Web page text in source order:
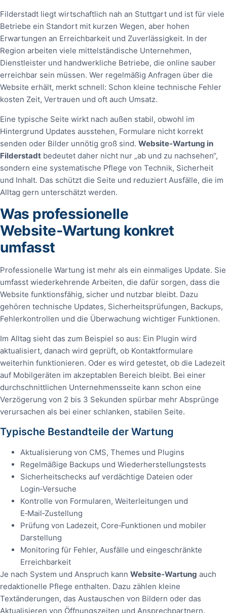
Filderstadt liegt wirtschaftlich nah an Stuttgart und ist für viele
Betriebe ein Standort mit kurzen Wegen, aber hohen
Erwartungen an Erreichbarkeit und Zuverlässigkeit. In der
Region arbeiten viele mittelständische Unternehmen,
Dienstleister und handwerkliche Betriebe, die online sauber
erreichbar sein müssen. Wer regelmäßig Anfragen über die
Website erhält, merkt schnell: Schon kleine technische Fehler
kosten Zeit, Vertrauen und oft auch Umsatz.
Eine typische Seite wirkt nach außen stabil, obwohl im
Hintergrund Updates ausstehen, Formulare nicht korrekt
senden oder Bilder unnötig groß sind. Website‑Wartung in
Filderstadt bedeutet daher nicht nur „ab und zu nachsehen“,
sondern eine systematische Pflege von Technik, Sicherheit
und Inhalt. Das schützt die Seite und reduziert Ausfälle, die im
Alltag gern unterschätzt werden.
Was professionelle
Website‑Wartung konkret
umfasst
Professionelle Wartung ist mehr als ein einmaliges Update. Sie
umfasst wiederkehrende Arbeiten, die dafür sorgen, dass die
Website funktionsfähig, sicher und nutzbar bleibt. Dazu
gehören technische Updates, Sicherheitsprüfungen, Backups,
Fehlerkontrollen und die Überwachung wichtiger Funktionen.
Im Alltag sieht das zum Beispiel so aus: Ein Plugin wird
aktualisiert, danach wird geprüft, ob Kontaktformulare
weiterhin funktionieren. Oder es wird getestet, ob die Ladezeit
auf Mobilgeräten im akzeptablen Bereich bleibt. Bei einer
durchschnittlichen Unternehmensseite kann schon eine
Verzögerung von 2 bis 3 Sekunden spürbar mehr Absprünge
verursachen als bei einer schlanken, stabilen Seite.
Typische Bestandteile der Wartung
Aktualisierung von CMS, Themes und Plugins
Regelmäßige Backups und Wiederherstellungstests
Sicherheitschecks auf verdächtige Dateien oder
Login‑Versuche
Kontrolle von Formularen, Weiterleitungen und
E‑Mail‑Zustellung
Prüfung von Ladezeit, Core‑Funktionen und mobiler
Darstellung
Monitoring für Fehler, Ausfälle und eingeschränkte
Erreichbarkeit
Je nach System und Anspruch kann Website‑Wartung auch
redaktionelle Pflege enthalten. Dazu zählen kleine
Textänderungen, das Austauschen von Bildern oder das
Aktualisieren von Öffnungszeiten und Ansprechpartnern.